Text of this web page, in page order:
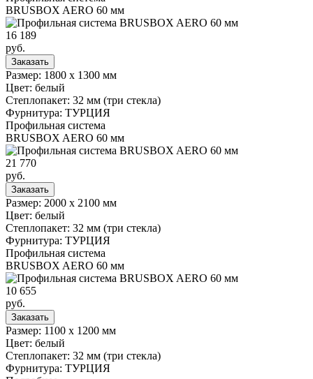
BRUSBOX AERO 60 мм
16 189
руб.
Заказать
Размер: 1800 х 1300 мм
Цвет: белый
Степлопакет: 32 мм (три стекла)
Фурнитура: ТУРЦИЯ
Профильная система
BRUSBOX AERO 60 мм
21 770
руб.
Заказать
Размер: 2000 х 2100 мм
Цвет: белый
Степлопакет: 32 мм (три стекла)
Фурнитура: ТУРЦИЯ
Профильная система
BRUSBOX AERO 60 мм
10 655
руб.
Заказать
Размер: 1100 х 1200 мм
Цвет: белый
Степлопакет: 32 мм (три стекла)
Фурнитура: ТУРЦИЯ